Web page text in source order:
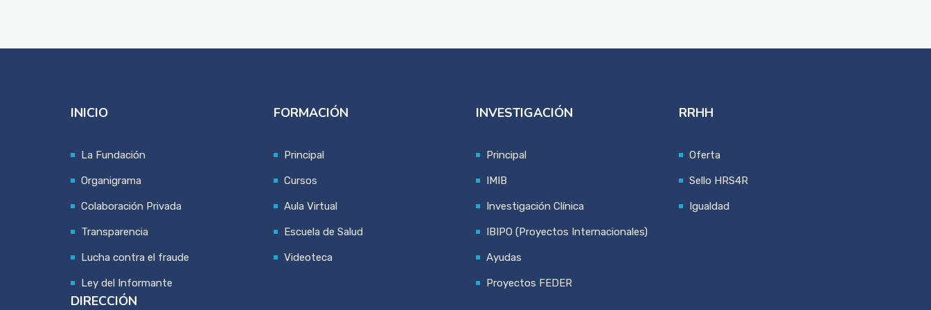
INICIO
La Fundación
Organigrama
Colaboración Privada
Transparencia
Lucha contra el fraude
Ley del Informante
FORMACIÓN
Principal
Cursos
Aula Virtual
Escuela de Salud
Videoteca
INVESTIGACIÓN
Principal
IMIB
Investigación Clínica
IBIPO (Proyectos Internacionales)
Ayudas
Proyectos FEDER
RRHH
Oferta
Sello HRS4R
Igualdad
DIRECCIÓN